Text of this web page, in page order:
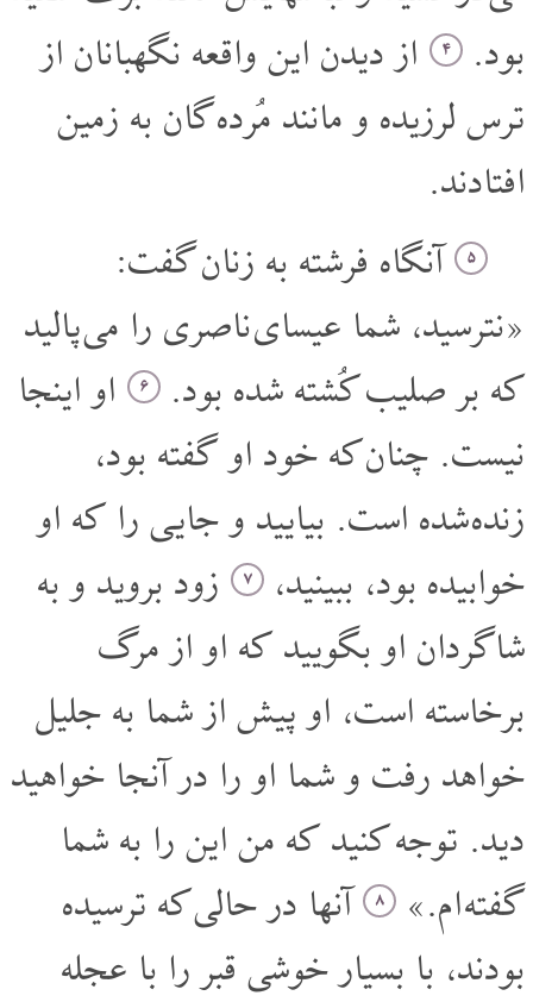
بود.
۴ از دیدن این واقعه نگهبانان از
ترس لرزیده و مانند مُرده گان به زمین
افتادند.
۵ آنگاه فرشته به زنان گفت:
«نترسید، شما عیسای ناصری را می پالید
که بر صلیب کُشته شده بود.
۶ او اینجا
نیست. چنان که خود او گفته بود،
زنده شده است. بیایید و جایی را که او
خوابیده بود، ببینید،
۷ زود بروید و به
شاگردان او بگویید که او از مرگ
برخاسته است، او پیش از شما به جلیل
خواهد رفت و شما او را در آنجا خواهید
دید. توجه کنید که من این را به شما
گفته ام.»
۸ آنها در حالی که ترسیده
بودند، با بسیار خوشی قبر را با عجله